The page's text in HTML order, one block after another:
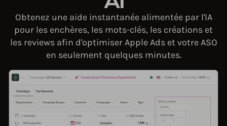
Obtenez une aide instantanée alimentée par l'IA
pour les enchères, les mots-clés, les créations et
les reviews afin d'optimiser Apple Ads et votre ASO
en seulement quelques minutes.